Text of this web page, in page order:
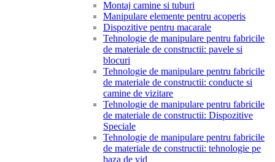
Montaj camine si tuburi
Manipulare elemente pentru acoperis
Dispozitive pentru macarale
Tehnologie de manipulare pentru fabricile
de materiale de constructii: pavele si
blocuri
Tehnologie de manipulare pentru fabricile
de materiale de constructii: conducte si
camine de vizitare
Tehnologie de manipulare pentru fabricile
de materiale de constructii: Dispozitive
Speciale
Tehnologie de manipulare pentru fabricile
de materiale de constructii: tehnologie pe
baza de vid